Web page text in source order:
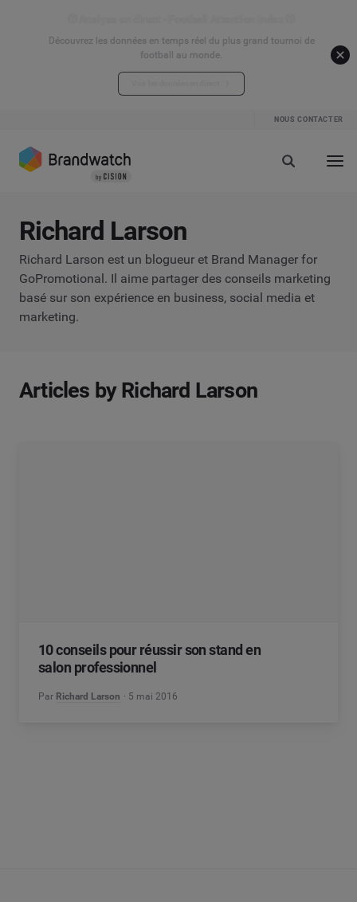
Découvrez les données en temps réel du plus grand tournoi de
football au monde.
NOUS CONTACTER
Richard Larson
Richard Larson est un blogueur et Brand Manager for
GoPromotional. Il aime partager des conseils marketing
basé sur son expérience en business, social media et
marketing.
Articles by Richard Larson
10 conseils pour réussir son stand en
salon professionnel
Par Richard Larson 5 mai 2016